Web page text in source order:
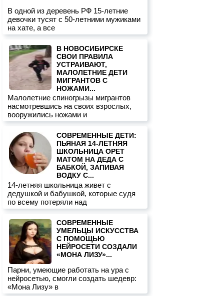
В одной из деревень РФ 15-летние
девочки тусят с 50-летними мужиками
на хате, а все
В НОВОСИБИРСКЕ
СВОИ ПРАВИЛА
УСТРАИВАЮТ,
МАЛОЛЕТНИЕ ДЕТИ
МИГРАНТОВ С
НОЖАМИ...
Малолетние спиногрызы мигрантов
насмотревшись на своих взрослых,
вооружились ножами и
СОВРЕМЕННЫЕ ДЕТИ:
ПЬЯНАЯ 14-ЛЕТНЯЯ
ШКОЛЬНИЦА ОРЕТ
МАТОМ НА ДЕДА С
БАБКОЙ, ЗАПИВАЯ
ВОДКУ С...
14-летняя школьница живет с
дедушкой и бабушкой, которые судя
по всему потеряли над
СОВРЕМЕННЫЕ
УМЕЛЬЦЫ ИСКУССТВА
С ПОМОЩЬЮ
НЕЙРОСЕТИ СОЗДАЛИ
«МОНА ЛИЗУ»...
Парни, умеющие работать на ура с
нейросетью, смогли создать шедевр:
«Мона Лизу» в